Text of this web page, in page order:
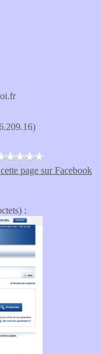
page sur Facebook
: